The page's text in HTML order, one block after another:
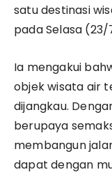
satu destinasi
pada Selasa
Ia mengakui
objek wisata air
dijangkau.
berupaya
membangun
dapat dengan